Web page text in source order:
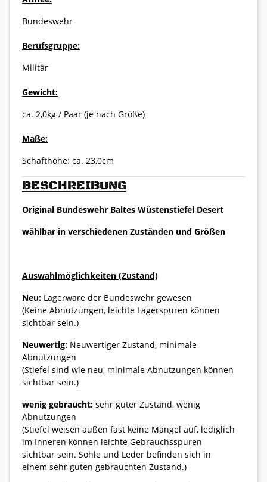
BESCHREIBUNG
Original Bundeswehr Baltes Wüstenstiefel Desert
wählbar in verschiedenen Zuständen und Größen
Auswahlmöglichkeiten (Zustand)
Neu: Lagerware der Bundeswehr gewesen
(Keine Abnutzungen, leichte Lagerspuren können
sichtbar sein.)
Neuwertig: Neuwertiger Zustand, minimale
Abnutzungen
(Stiefel sind wie neu, minimale Abnutzungen können
sichtbar sein.)
wenig gebraucht: sehr guter Zustand, wenig
Abnutzungen
(Stiefel weisen außen fast keine Mängel auf, lediglich
im Inneren können leichte Gebrauchsspuren
sichtbar sein. Sohle und Leder befinden sich in
einem sehr guten gebrauchten Zustand.)
Bundeswehr
Berufsgruppe:
Militär
Gewicht:
ca. 2,0kg / Paar (je nach Größe)
Maße:
Schafthöhe: ca. 23,0cm